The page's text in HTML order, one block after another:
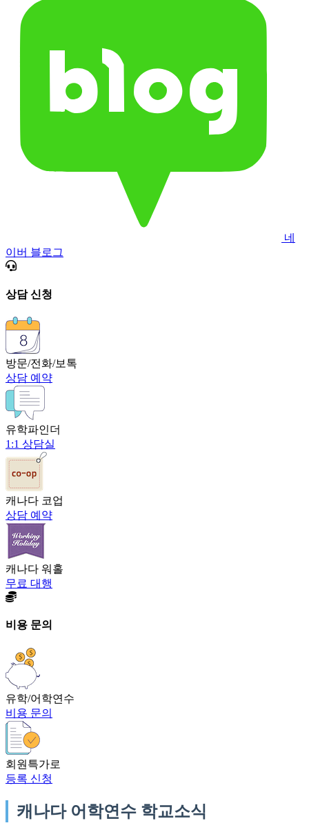
네
이버 블로그
상담 신청
방문/전화/보톡
상담 예약
유학파인더
1:1 상담실
캐나다 코업
상담 예약
캐나다 워홀
무료 대행
비용 문의
유학/어학연수
비용 문의
회원특가로
등록 신청
캐나다 어학연수 학교소식